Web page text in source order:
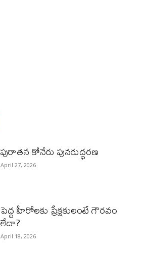
పురాత‌న కోనేరు పున‌రుద్ధ‌ర‌ణ
April 27, 2026
పెద్ద హీరోల‌కు ప్రేక్ష‌కులంటే గౌర‌వం
లేదా?
April 18, 2026